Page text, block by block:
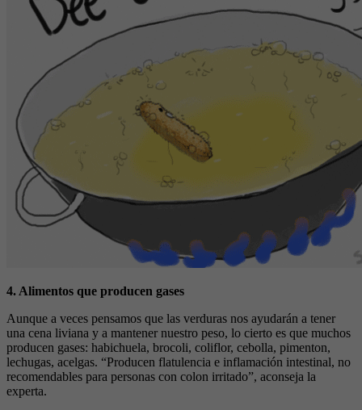
4. Alimentos que producen gases
Aunque a veces pensamos que las verduras nos ayudarán a tener
una cena liviana y a mantener nuestro peso, lo cierto es que muchos
producen gases: habichuela, brocoli, coliflor, cebolla, pimenton,
lechugas, acelgas. “Producen flatulencia e inflamación intestinal, no
recomendables para personas con colon irritado”, aconseja la
experta.